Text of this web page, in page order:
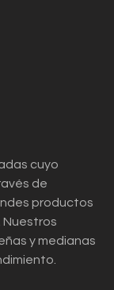
cuyo
de
productos
Nuestros
y medianas